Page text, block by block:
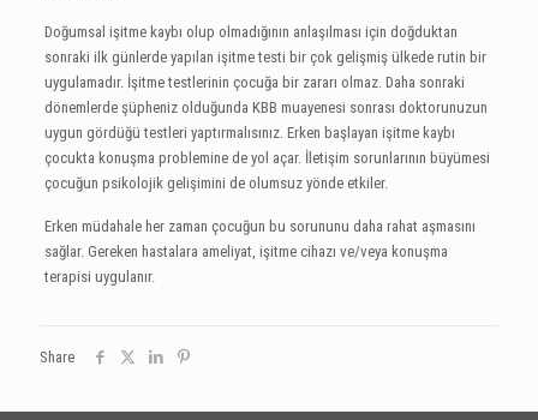
Doğumsal işitme kaybı olup olmadığının anlaşılması için doğduktan
sonraki ilk günlerde yapılan işitme testi bir çok gelişmiş ülkede rutin bir
uygulamadır. İşitme testlerinin çocuğa bir zararı olmaz. Daha sonraki
dönemlerde şüpheniz olduğunda KBB muayenesi sonrası doktorunuzun
uygun gördüğü testleri yaptırmalısınız. Erken başlayan işitme kaybı
çocukta konuşma problemine de yol açar. İletişim sorunlarının büyümesi
çocuğun psikolojik gelişimini de olumsuz yönde etkiler.
Erken müdahale her zaman çocuğun bu sorununu daha rahat aşmasını
sağlar. Gereken hastalara ameliyat, işitme cihazı ve/veya konuşma
terapisi uygulanır.
Share